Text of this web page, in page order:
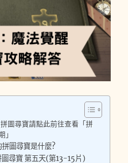
圖尋寶請點此前往查看「拼
」
圖尋寶是什麼?
尋寶 第五天(第13-15片)